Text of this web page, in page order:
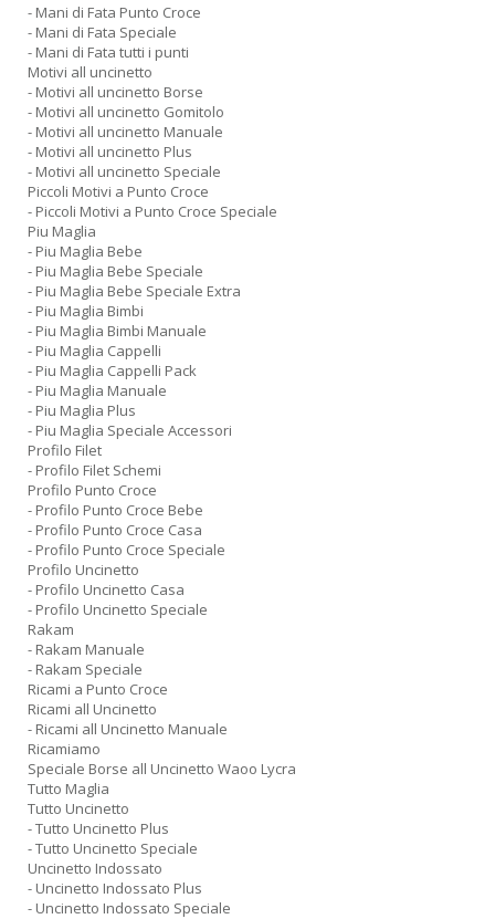
- Mani di Fata Punto Croce
- Mani di Fata Speciale
- Mani di Fata tutti i punti
Motivi all uncinetto
- Motivi all uncinetto Borse
- Motivi all uncinetto Gomitolo
- Motivi all uncinetto Manuale
- Motivi all uncinetto Plus
- Motivi all uncinetto Speciale
Piccoli Motivi a Punto Croce
- Piccoli Motivi a Punto Croce Speciale
Piu Maglia
- Piu Maglia Bebe
- Piu Maglia Bebe Speciale
- Piu Maglia Bebe Speciale Extra
- Piu Maglia Bimbi
- Piu Maglia Bimbi Manuale
- Piu Maglia Cappelli
- Piu Maglia Cappelli Pack
- Piu Maglia Manuale
- Piu Maglia Plus
- Piu Maglia Speciale Accessori
Profilo Filet
- Profilo Filet Schemi
Profilo Punto Croce
- Profilo Punto Croce Bebe
- Profilo Punto Croce Casa
- Profilo Punto Croce Speciale
Profilo Uncinetto
- Profilo Uncinetto Casa
- Profilo Uncinetto Speciale
Rakam
- Rakam Manuale
- Rakam Speciale
Ricami a Punto Croce
Ricami all Uncinetto
- Ricami all Uncinetto Manuale
Ricamiamo
Speciale Borse all Uncinetto Waoo Lycra
Tutto Maglia
Tutto Uncinetto
- Tutto Uncinetto Plus
- Tutto Uncinetto Speciale
Uncinetto Indossato
- Uncinetto Indossato Plus
- Uncinetto Indossato Speciale